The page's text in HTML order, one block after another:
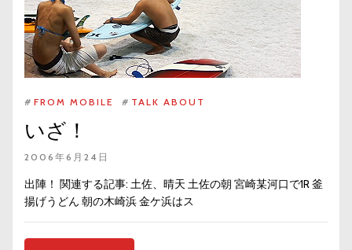
# FROM MOBILE # TALK ABOUT
いざ！
2006年6月24日
出陣！ 関連する記事: 土佐、晴天 土佐の朝 宮崎某河口で1R 釜
揚げうどん 朝の木崎浜 金ケ浜はス